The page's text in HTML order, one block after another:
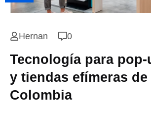
Hernan 0
Tecnología para
y tiendas efímeras de
Colombia